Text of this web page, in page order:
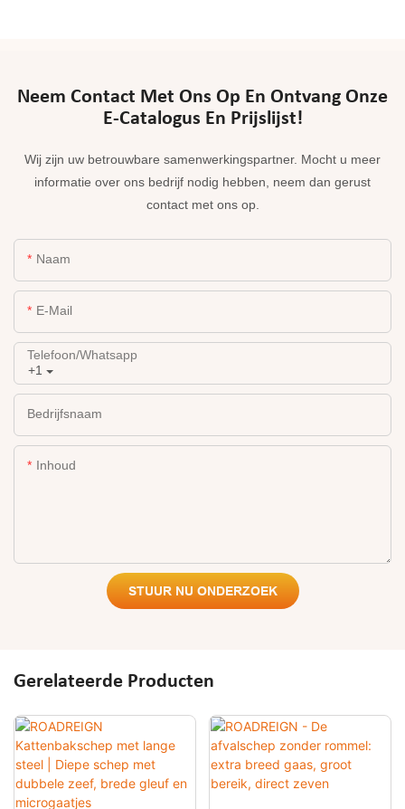
Neem Contact Met Ons Op En Ontvang Onze
E-Catalogus En Prijslijst!
Wij zijn uw betrouwbare samenwerkingspartner. Mocht u meer
informatie over ons bedrijf nodig hebben, neem dan gerust
contact met ons op.
Naam
E-Mail
+1
Telefoon/whatsapp
Bedrijfsnaam
Inhoud
STUUR NU ONDERZOEK
Gerelateerde Producten